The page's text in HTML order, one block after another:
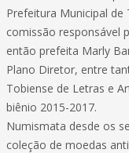
Prefeitura Municipal
comissão responsável
então prefeita Marly
Plano Diretor, entre
Tobiense de Letras e
biênio 2015-2017.
Numismata desde os
coleção de moedas